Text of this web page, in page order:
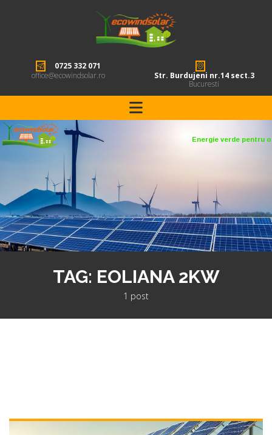
0725 332 071
office@ecowindsolar.ro
Str. Burdujeni nr.14 sect.3
Bucuresti
Energie verde pentru
TAG: EOLIANA 2KW
1 post